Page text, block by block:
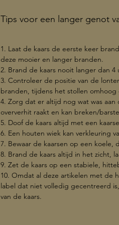
Tips voor een langer genot
1. Laat de kaars de eerste keer
deze mooier en langer branden.
2. Brand de kaars nooit langer dan
3. Controleer de positie van de
branden, tijdens het stollen
4. Zorg dat er altijd nog wat was
oververhit raakt en kan breken/
5. Doof de kaars altijd met een
6. Een houten wiek kan verkleuring
7. Bewaar de kaarsen op een koele,
8. Brand de kaars altijd in het zicht,
9. Zet de kaars op een stabiele,
10. Omdat al deze artikelen met de
label dat niet volledig gecentreerd
van de kaars.